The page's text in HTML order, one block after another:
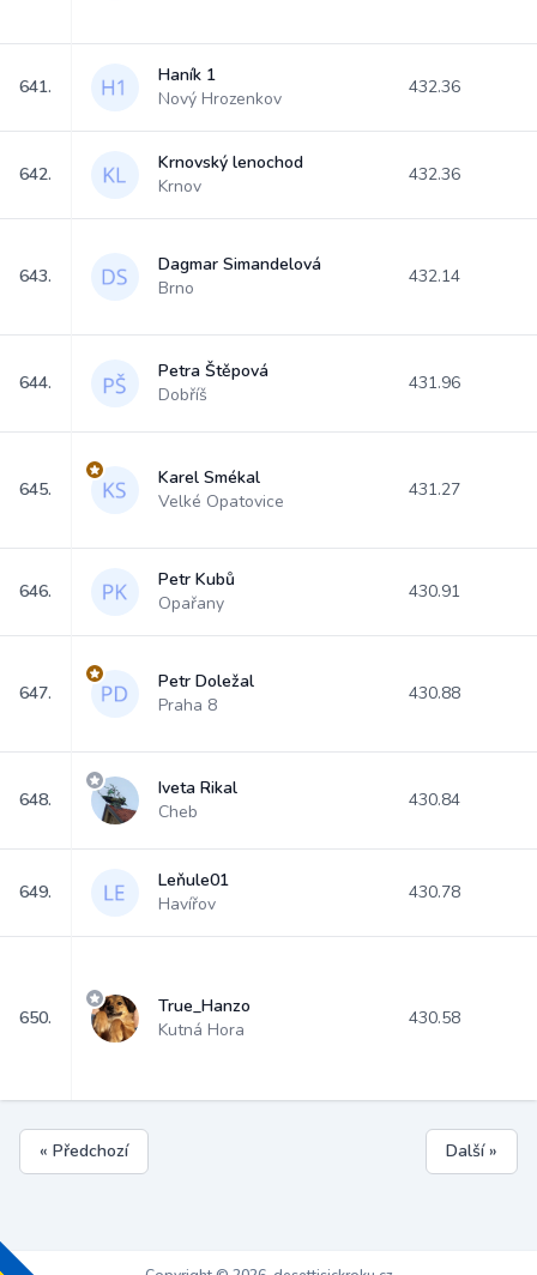
641.
Haník 1
Nový Hrozenkov
432.36
642.
Krnovský lenochod
Krnov
432.36
643.
Dagmar Simandelová
Brno
432.14
644.
Petra Štěpová
Dobříš
431.96
645.
Karel Smékal
Velké Opatovice
431.27
646.
Petr Kubů
Opařany
430.91
647.
Petr Doležal
Praha 8
430.88
648.
Iveta Rikal
Cheb
430.84
649.
Leňule01
Havířov
430.78
650.
True_Hanzo
Kutná Hora
430.58
« Předchozí Další »